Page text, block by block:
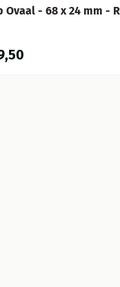
Ovaal - 68 x 24 mm -